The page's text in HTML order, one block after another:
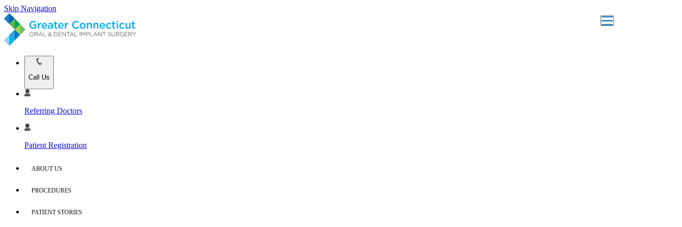
Skip Navigation
Call Us
Referring Doctors
Patient Registration
ABOUT US
PROCEDURES
PATIENT STORIES